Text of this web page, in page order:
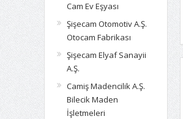
Cam Ev Eşyası
Şişecam Otomotiv A.Ş.
Otocam Fabrikası
Şişecam Elyaf Sanayii
A.Ş.
Camiş Madencilik A.Ş.
Bilecik Maden
İşletmeleri